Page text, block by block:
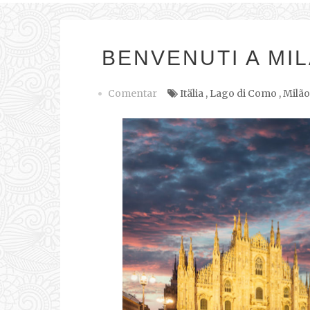
BENVENUTI A
Comentar Itälia , Lago di Como ,Milão